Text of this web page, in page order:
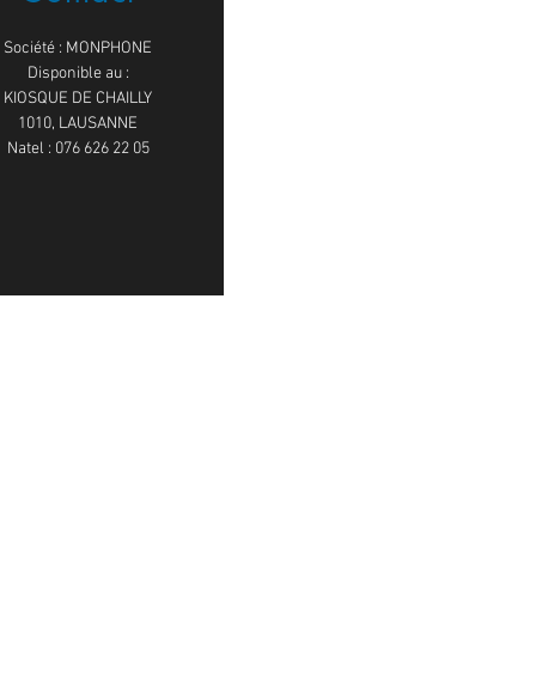
Société : MONPHONE
Disponible au :
KIOSQUE DE CHAILLY
1010, LAUSANNE
Natel : 076 626 22 05